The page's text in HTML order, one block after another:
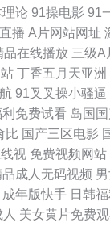
理论 91操电影 91
播 A片网站网址
品在线播放 三级A
丁香五月天亚洲
91叉叉操小骚逼
利免费试看 岛国
比 国产三区电影
视 免费视频网站
品成人无码视频
成年版快手 日韩
美女黄片免费